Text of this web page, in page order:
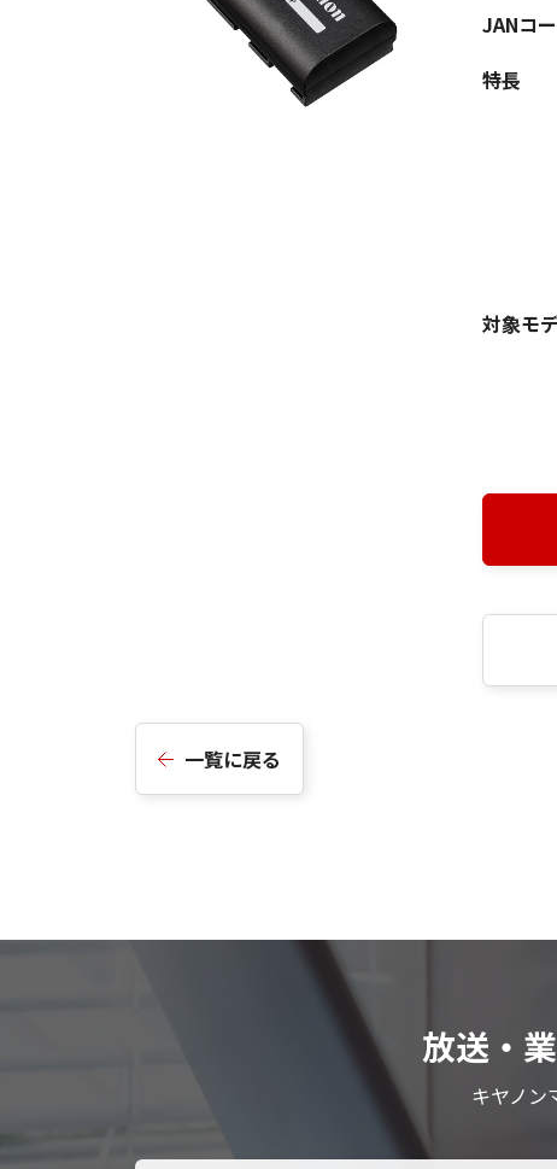
JANコ
特長
対象モ
一覧に戻る
放送・
キヤノン